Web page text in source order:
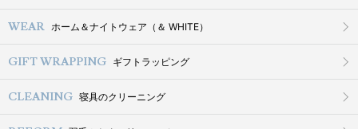
WEAR ホーム＆ナイトウェア（＆ WHITE）
GIFT WRAPPING ギフトラッピング
CLEANING 寝具のクリーニング